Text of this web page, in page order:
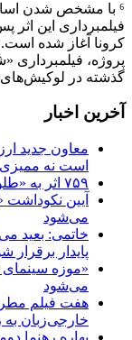
⁶ با مشخص شدن
فیلمبرداری این
کرونا آغاز شده
پروژه، فیلمبرداری
گذشته در لوکیش‌های
آخرین اخبار
معاون جدید
است نه ممیزی
۷۵۹ اثر به «طلوع ماه» رسید
آیین نکوداشت
می‌شود
خاتمی: بعید
پایدار برقرار
«موزه
می‌شود
هفت فیلم
خارجی‌زبان
بهاره رهنما